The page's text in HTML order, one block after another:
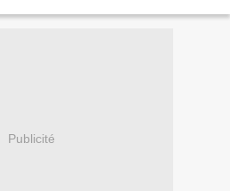
Publicité